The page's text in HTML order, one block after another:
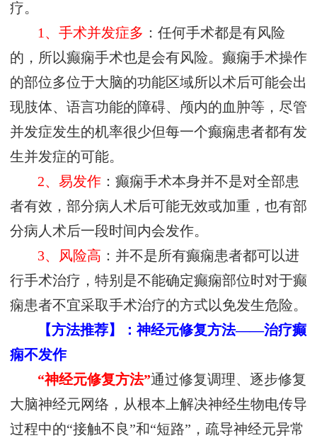
疗。
1、手术并发症多 ：任何手术都是有风险
的，所以癫痫手术也是会有风险。癫痫手术操作
的部位多位于大脑的功能区域所以术后可能会出
现肢体、语言功能的障碍、颅内的血肿等，尽管
并发症发生的机率很少但每一个癫痫患者都有发
生并发症的可能。
2、易发作 ：癫痫手术本身并不是对全部患
者有效，部分病人术后可能无效或加重，也有部
分病人术后一段时间内会发作。
3、风险高 ：并不是所有癫痫患者都可以进
行手术治疗，特别是不能确定癫痫部位时对于癫
痫患者不宜采取手术治疗的方式以免发生危险。
【方法推荐】：神经元修复方法——治疗癫
痫不发作
“神经元修复方法”通过修复调理、逐步修复
大脑神经元网络，从根本上解决神经生物电传导
过程中的“接触不良”和“短路”，疏导神经元异常